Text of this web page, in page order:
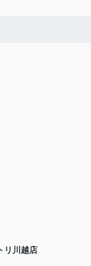
リ川越店